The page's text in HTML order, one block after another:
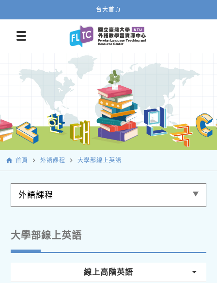
台大首頁
home 首頁 navigate_next 外語課程 navigate_next 大學部線上英語
外語課程
大學部線上英語
線上高階英語